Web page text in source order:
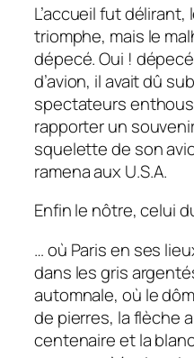
L’accueil fut
triomphe, mais le
dépecé. Oui !
d’avion, il avait dû
spectateurs
rapporter un
squelette de son
ramena aux U.S.A.
Enfin le nôtre, celui
… où Paris en ses
dans les gris
automnale, où le
de pierres, la flèche
centenaire et la